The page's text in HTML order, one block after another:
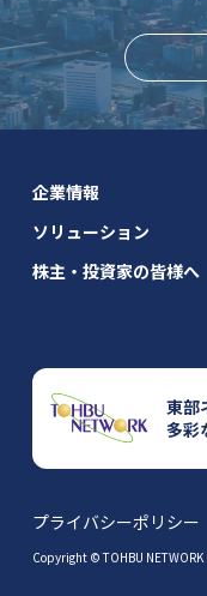
企業情報
ソリューション
株主・投資家の皆様へ
東部
多彩
プライバシーポリシー
Copyright © TOHBU